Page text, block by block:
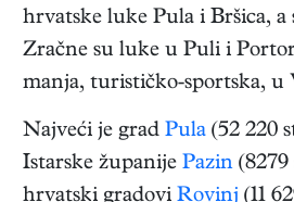
hrvatske luke Pula i Bršica, a
Zračne su luke u Puli i
manja, turističko-sportska, u
Najveći je grad Pula (52 220
Istarske županije Pazin (8279
hrvatski gradovi Rovinj (11